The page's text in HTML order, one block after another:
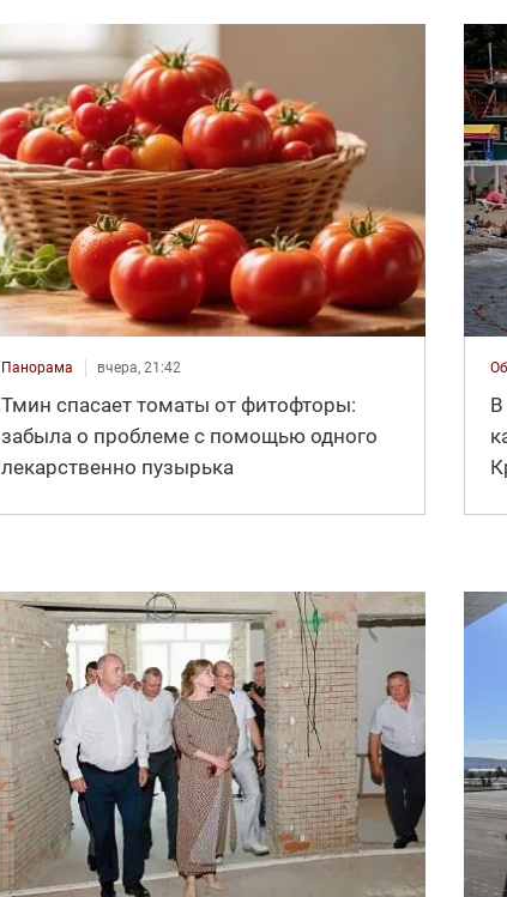
Панорама вчера, 21:42
Тмин спасает томаты от фитофторы:
забыла о проблеме с помощью одного
лекарственно пузырька
В